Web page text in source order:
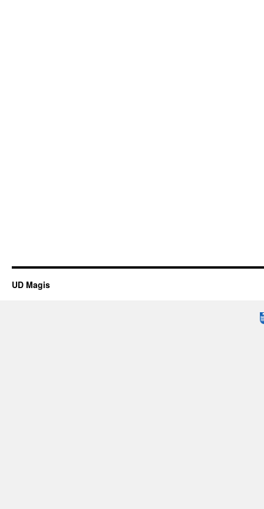
UD Magis